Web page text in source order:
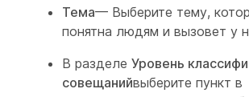
Тема— Выберите тему,
понятна людям и вызовет у
В разделе Уровень
совещанийвыберите пункт в